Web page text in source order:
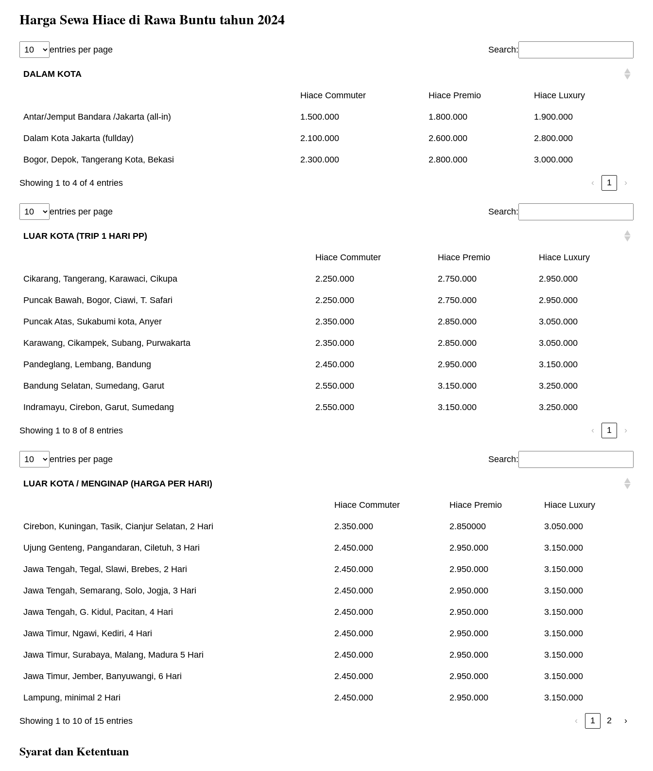
Harga Sewa Hiace di Rawa Buntu tahun 2024
entries per page Search:
DALAM KOTA
Hiace Commuter Hiace Premio Hiace Luxury
Antar/Jemput Bandara /Jakarta (all-in) 1.500.000 1.800.000 1.900.000
Dalam Kota Jakarta (fullday) 2.100.000 2.600.000 2.800.000
Bogor, Depok, Tangerang Kota, Bekasi 2.300.000 2.800.000 3.000.000
Showing 1 to 4 of 4 entries ‹ 1 ›
entries per page Search:
LUAR KOTA (TRIP 1 HARI PP)
Hiace Commuter Hiace Premio Hiace Luxury
Cikarang, Tangerang, Karawaci, Cikupa 2.250.000 2.750.000 2.950.000
Puncak Bawah, Bogor, Ciawi, T. Safari 2.250.000 2.750.000 2.950.000
Puncak Atas, Sukabumi kota, Anyer 2.350.000 2.850.000 3.050.000
Karawang, Cikampek, Subang, Purwakarta 2.350.000 2.850.000 3.050.000
Pandeglang, Lembang, Bandung 2.450.000 2.950.000 3.150.000
Bandung Selatan, Sumedang, Garut 2.550.000 3.150.000 3.250.000
Indramayu, Cirebon, Garut, Sumedang 2.550.000 3.150.000 3.250.000
Showing 1 to 8 of 8 entries ‹ 1 ›
entries per page Search:
LUAR KOTA / MENGINAP (HARGA PER HARI)
Hiace Commuter Hiace Premio Hiace Luxury
Cirebon, Kuningan, Tasik, Cianjur Selatan, 2 Hari 2.350.000 2.850000 3.050.000
Ujung Genteng, Pangandaran, Ciletuh, 3 Hari 2.450.000 2.950.000 3.150.000
Jawa Tengah, Tegal, Slawi, Brebes, 2 Hari 2.450.000 2.950.000 3.150.000
Jawa Tengah, Semarang, Solo, Jogja, 3 Hari 2.450.000 2.950.000 3.150.000
Jawa Tengah, G. Kidul, Pacitan, 4 Hari 2.450.000 2.950.000 3.150.000
Jawa Timur, Ngawi, Kediri, 4 Hari 2.450.000 2.950.000 3.150.000
Jawa Timur, Surabaya, Malang, Madura 5 Hari 2.450.000 2.950.000 3.150.000
Jawa Timur, Jember, Banyuwangi, 6 Hari 2.450.000 2.950.000 3.150.000
Lampung, minimal 2 Hari 2.450.000 2.950.000 3.150.000
Showing 1 to 10 of 15 entries ‹ 1 2 ›
Syarat dan Ketentuan